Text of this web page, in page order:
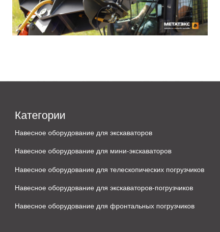
Категории
Навесное оборудование для экскаваторов
Навесное оборудование для мини-экскаваторов
Навесное оборудование для телескопических погрузчиков
Навесное оборудование для экскаваторов-погрузчиков
Навесное оборудование для фронтальных погрузчиков